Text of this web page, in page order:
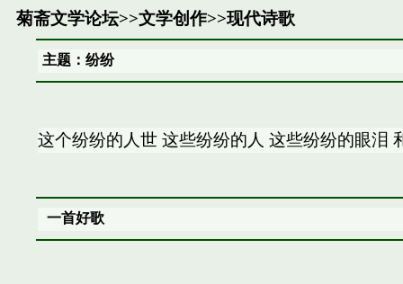
菊斋文学论坛>>文学创作>>现代诗歌
主题：纷纷
这个纷纷的人世 这些纷纷的人 这些纷纷的眼泪
一首好歌